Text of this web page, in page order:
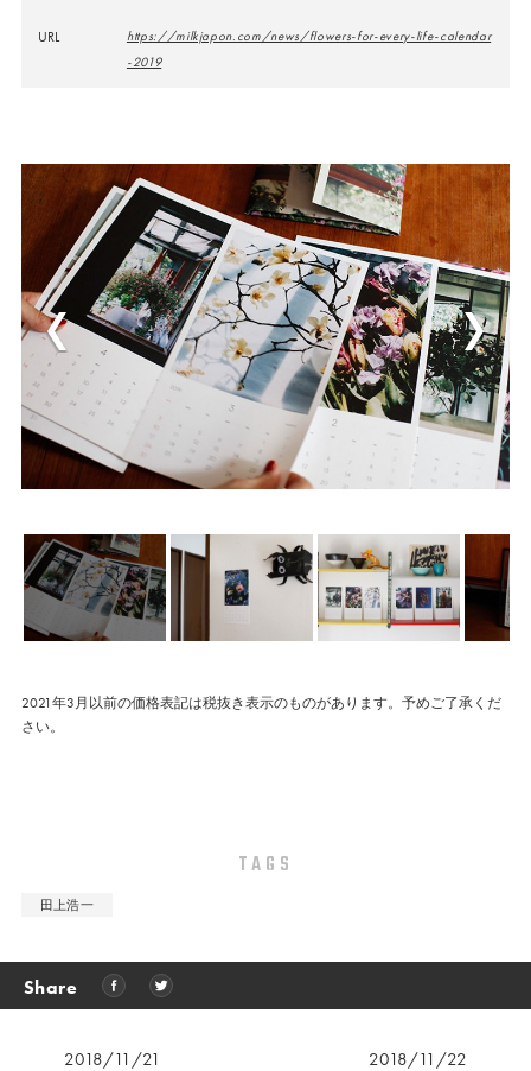
URL
https://milkjapon.com/news/flowers-for-every-life-calendar
-2019
2021年3月以前の価格表記は税抜き表示のものがあります。予めご了承くだ
さい。
TAGS
田上浩一
Share
2018/11/21
2018/11/22